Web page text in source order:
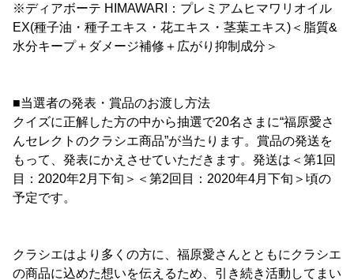
※ディアボーテ HIMAWARI：プレミアムヒマワリオイル
EX(種子油・種子エキス・花エキス・茎葉エキス)＜脂質&
水分キープ＋ダメージ補修＋広がり抑制成分＞
■当選者の発表・賞品のお渡し方法
クイズに正解した方の中から抽選で20名さまに“福原愛さ
んセレクトのクラシエ商品”が当たります。賞品の発送を
もって、発表にかえさせていただきます。発送は＜第1回
目：2020年2月下旬＞＜第2回目：2020年4月下旬＞頃の
予定です。
クラシエはより多くの方に、福原愛さんとともにクラシエ
の商品に込めた想いを伝えるため、引き続き活動してまい